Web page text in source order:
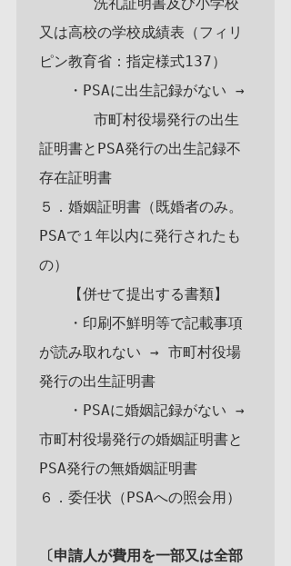
又は高校の学校成績表（フィリ
ピン教育省：指定様式137）
・PSAに出生記録がない →
証明書とPSA発行の出生記録不
存在証明書
５．婚姻証明書（既婚者のみ。
PSAで１年以内に発行されたも
の）
【併せて提出する書類】
・印刷不鮮明等で記載事項
が読み取れない → 市町村役場
発行の出生証明書
・PSAに婚姻記録がない →
市町村役場発行の婚姻証明書と
PSA発行の無婚姻証明書
６．委任状（PSAへの照会用）
〔申請人が費用を一部又は全部